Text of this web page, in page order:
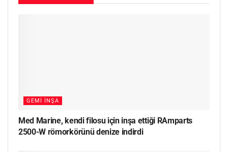
GEMI İNŞA
Med Marine, kendi filosu için inşa ettiği RAmparts
2500-W römorkörünü denize indirdi